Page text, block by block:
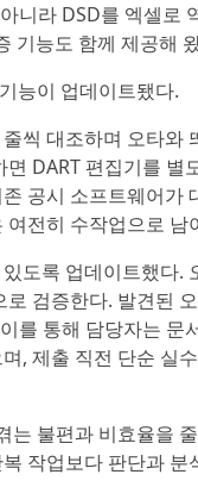
니라 DSD를 엑셀로
기능도 함께 제공해
능이 업데이트됐다.
씩 대조하며 오타와
DART 편집기를 별
공시 소프트웨어가
전히 수작업으로 남
도록 업데이트했다.
검증한다. 발견된
를 통해 담당자는 문
, 제출 직전 단순 실
불편과 비효율을
작업보다 판단과 분